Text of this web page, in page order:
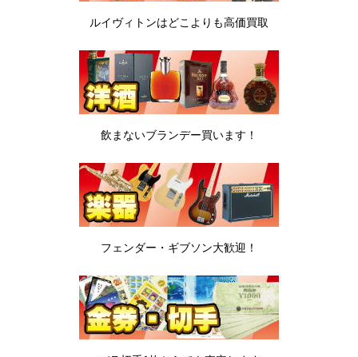
ルイヴィトンはどこよりも高価買取
飲まないブランデー買います！
フェンダー・ギブソン大歓迎！